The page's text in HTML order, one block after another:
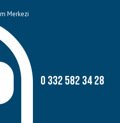
Merkezi
0 332 582 34 28